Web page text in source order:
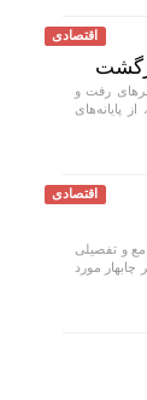
اقتصادی
هزار زائر در مسیر سفرهای رفت و
از پایانه‌های
اقتصادی
و تفصیلی
مورد